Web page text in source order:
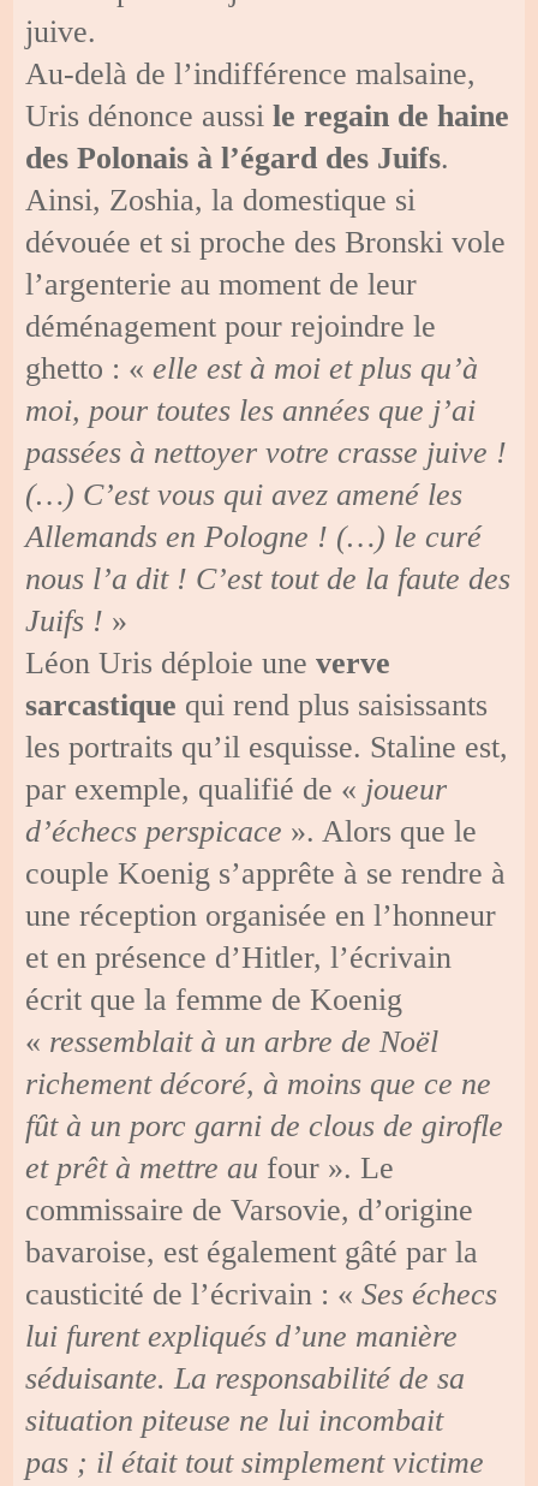
juive.
Au-delà de l’indifférence malsaine,
Uris dénonce aussile regain de haine
des Polonais à l’égard des Juifs.
Ainsi, Zoshia, la domestique si
dévouée et si proche des Bronski vole
l’argenterie au moment de leur
déménagement pour rejoindre le
ghetto : «elle est à moi et plus qu’à
moi, pour toutes les années que j’ai
passées à nettoyer votre crasse juive !
(…) C’est vous qui avez amené les
Allemands en Pologne ! (…) le curé
nous l’a dit ! C’est tout de la faute des
Juifs ! »
Léon Uris déploie uneverve
sarcastique qui rend plus saisissants
les portraits qu’il esquisse. Staline est,
par exemple, qualifié de « joueur
d’échecs perspicace ». Alors que le
couple Koenig s’apprête à se rendre à
une réception organisée en l’honneur
et en présence d’Hitler, l’écrivain
écrit que la femme de Koenig
« ressemblait à un arbre de Noël
richement décoré, à moins que ce ne
fût à un porc garni de clous de girofle
et prêt à mettre au four ». Le
commissaire de Varsovie, d’origine
bavaroise, est également gâté par la
causticité de l’écrivain : «Ses échecs
lui furent expliqués d’une manière
séduisante. La responsabilité de sa
situation piteuse ne lui incombait
pas ; il était tout simplement victime